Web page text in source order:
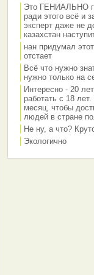
Это ГЕНИАЛЬНО
ради этого всё и
эксперт даже не
казахстан
нан придумал
отстает
Всё что нужно
нужно только на
Интересно - 20
работать с 18
месяц, чтобы
людей в стране
Не ну, а что?
Экологично